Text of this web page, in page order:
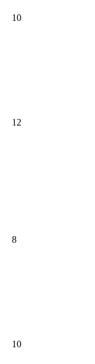
10
12
8
10